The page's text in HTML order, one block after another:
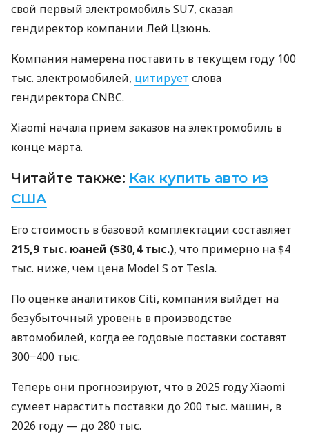
свой первый электромобиль SU7, сказал
гендиректор компании Лей Цзюнь.
Компания намерена поставить в текущем году 100
тыс. электромобилей, цитирует слова
гендиректора CNBC.
Xiaomi начала прием заказов на электромобиль в
конце марта.
Читайте также: Как купить авто из
США
Его стоимость в базовой комплектации составляет
215,9 тыс. юаней ($30,4 тыс.), что примерно на $4
тыс. ниже, чем цена Model S от Tesla.
По оценке аналитиков Citi, компания выйдет на
безубыточный уровень в производстве
автомобилей, когда ее годовые поставки составят
300−400 тыс.
Теперь они прогнозируют, что в 2025 году Xiaomi
сумеет нарастить поставки до 200 тыс. машин, в
2026 году — до 280 тыс.